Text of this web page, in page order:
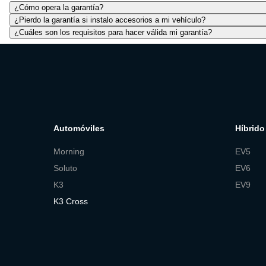
¿Cómo opera la garantía?
¿Pierdo la garantía si instalo accesorios a mi vehículo?
¿Cuáles son los requisitos para hacer válida mi garantía?
Automóviles
Morning
Soluto
K3
K3 Cross
EV5
EV6
EV9